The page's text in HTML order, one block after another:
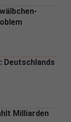
Deutschlands
Milliarden